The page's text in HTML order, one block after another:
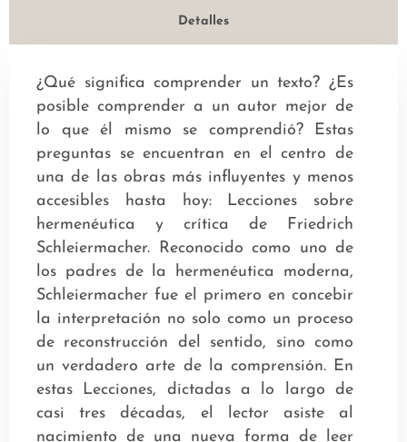
Detalles
¿Qué significa comprender un texto? ¿Es
posible comprender a un autor mejor de
lo que él mismo se comprendió? Estas
preguntas se encuentran en el centro de
una de las obras más influyentes y menos
accesibles hasta hoy: Lecciones sobre
hermenéutica y crítica de Friedrich
Schleiermacher. Reconocido como uno de
los padres de la hermenéutica moderna,
Schleiermacher fue el primero en concebir
la interpretación no solo como un proceso
de reconstrucción del sentido, sino como
un verdadero arte de la comprensión. En
estas Lecciones, dictadas a lo largo de
casi tres décadas, el lector asiste al
nacimiento de una nueva forma de leer